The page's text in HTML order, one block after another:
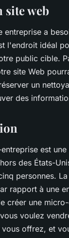
site web
entreprise a
l'endroit idéal
public cible.
site Web
un
des
est
des États-
personnes.
rapport à une
créer une
voulez
offrez, et